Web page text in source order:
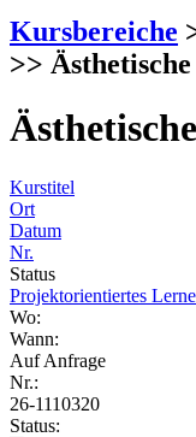
Kursbereiche
>>
Kurstitel
Ort
Datum
Nr.
Status
Projektorientiertes
Wo:
Wann:
Auf Anfrage
Nr.:
26-1110320
Status: